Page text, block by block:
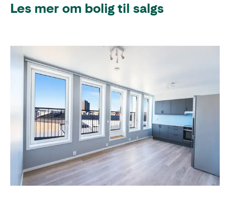
Les mer om bolig til salgs